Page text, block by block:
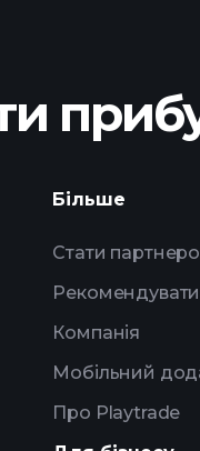
ANVIX фонд
Більше
Стати
Компанія
Мобільний
Про Playtrade